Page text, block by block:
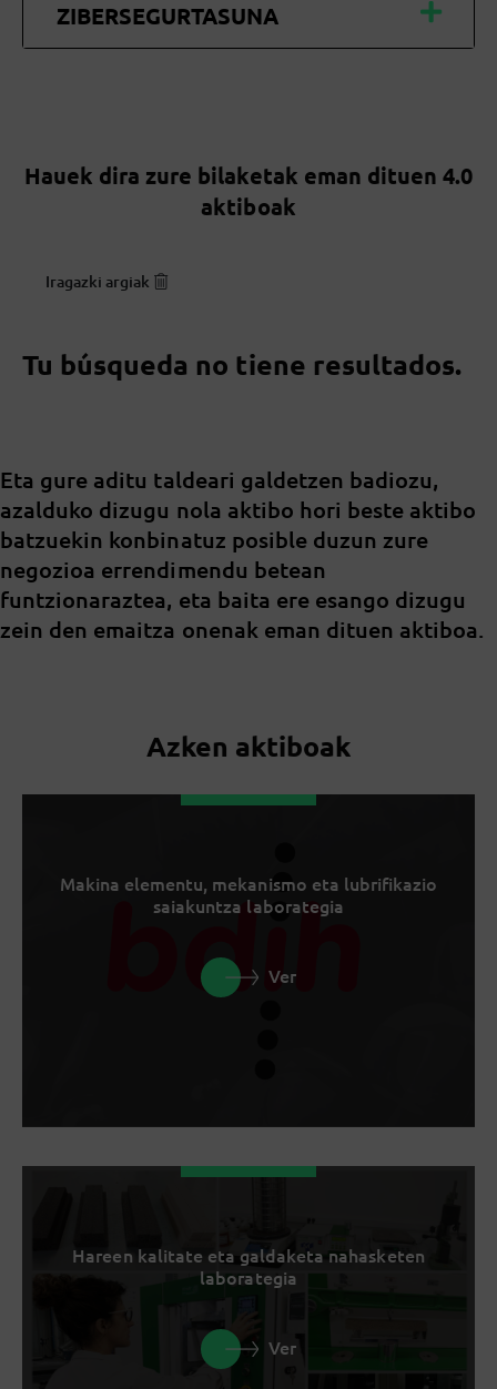
ZIBERSEGURTASUNA
Hauek dira zure bilaketak eman dituen 4.0
aktiboak
Iragazki argiak
Tu búsqueda no tiene resultados.
Eta gure aditu taldeari galdetzen badiozu,
azalduko dizugu nola aktibo hori beste aktibo
batzuekin konbinatuz posible duzun zure
negozioa errendimendu betean
funtzionaraztea, eta baita ere esango dizugu
zein den emaitza onenak eman dituen aktiboa.
Azken aktiboak
Makina elementu, mekanismo eta lubrifikazio
saiakuntza laborategia
Ver
Hareen kalitate eta galdaketa nahasketen
laborategia
Ver